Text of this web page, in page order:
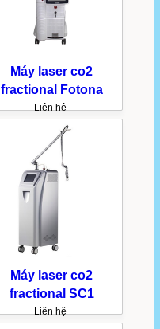
Máy laser co2
fractional Fotona
Liên hệ
Máy laser co2
fractional SC1
Liên hệ